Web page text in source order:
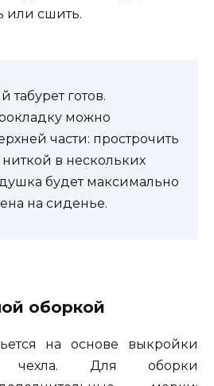
или сшить.
табурет готов.
можно
части: прострочить
в нескольких
будет максимально
на сиденье.
оборкой
на основе выкройки
чехла. Для оборки